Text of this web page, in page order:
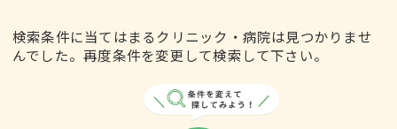
検索条件に当てはまるクリニック・病院は見つかりませ
んでした。再度条件を変更して検索して下さい。